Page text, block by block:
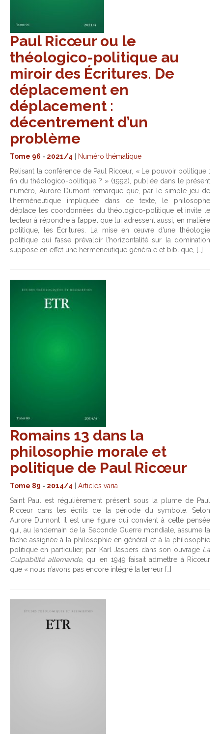
Paul Ricœur ou le
théologico-politique au
miroir des Écritures. De
déplacement en
déplacement :
décentrement d’un
problème
Tome 96 - 2021/4
Numéro thématique
Relisant la conférence de Paul Ricœur, « Le pouvoir politique :
fin du théologico-politique ? » (1992), publiée dans le présent
numéro, Aurore Dumont remarque que, par le simple jeu de
l’herméneutique impliquée dans ce texte, le philosophe
déplace les coordonnées du théologico-politique et invite le
lecteur à répondre à l’appel que lui adressent aussi, en matière
politique, les Écritures. La mise en œuvre d’une théologie
politique qui fasse prévaloir l’horizontalité sur la domination
suppose en effet une herméneutique générale et biblique, […]
Romains 13 dans la
philosophie morale et
politique de Paul Ricœur
Tome 89 - 2014/4
Articles varia
Saint Paul est régulièrement présent sous la plume de Paul
Ricœur dans les écrits de la période du symbole. Selon
Aurore Dumont il est une figure qui convient à cette pensée
qui, au lendemain de la Seconde Guerre mondiale, assume la
tâche assignée à la philosophie en général et à la philosophie
politique en particulier, par Karl Jaspers dans son ouvrage La
Culpabilité allemande, qui en 1949 faisait admettre à Ricœur
que « nous n’avons pas encore intégré la terreur […]